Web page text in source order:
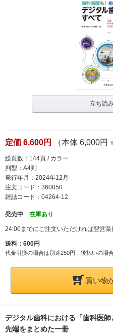
立ち読
定価 6,600円 （本体 6,000円
総頁数：144頁 / カラー
判型：A4判
発行年月：2024年12月
注文コード：360850
雑誌コード：04264-12
発売中 在庫あり
24:00までにご注文いただければ翌営業
送料：600円
代金引換の場合は別途250円，後払いの場
買い物
デジタル歯科における「歯科医
先端をまとめた一冊